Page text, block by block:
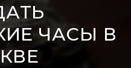
ЧАСЫ В